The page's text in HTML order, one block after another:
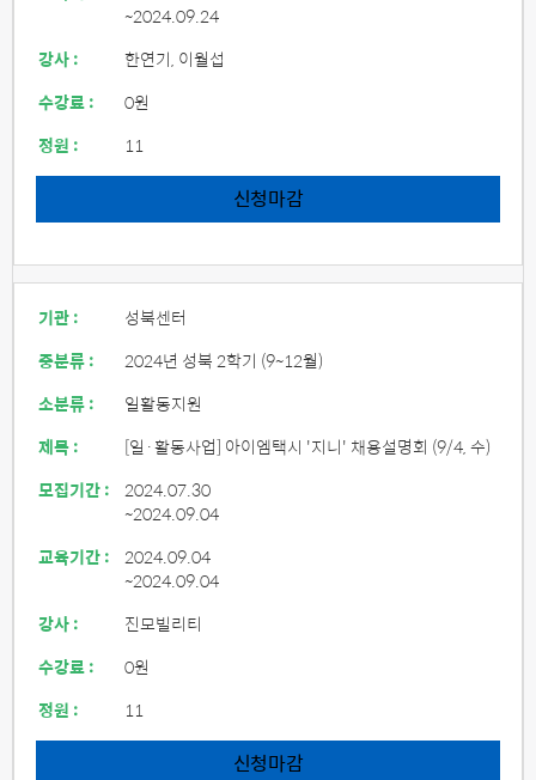
~2024.09.24
강사 :
한연기, 이월섭
수강료 :
0원
정원 :
11
신청마감
기관 :
성북센터
중분류 :
2024년 성북 2학기 (9~12월)
소분류 :
일활동지원
제목 :
[일·활동사업] 아이엠택시 '지니' 채용설명회 (9/4, 수)
모집기간 : 2024.07.30
~2024.09.04
교육기간 : 2024.09.04
~2024.09.04
강사 :
진모빌리티
수강료 :
0원
정원 :
11
신청마감